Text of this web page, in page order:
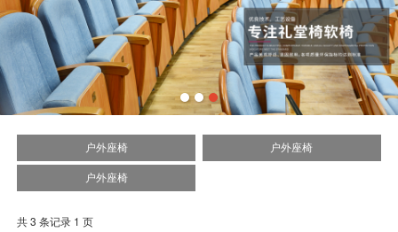
户外座椅 户外座椅
户外座椅
共 3 条记录 1 页